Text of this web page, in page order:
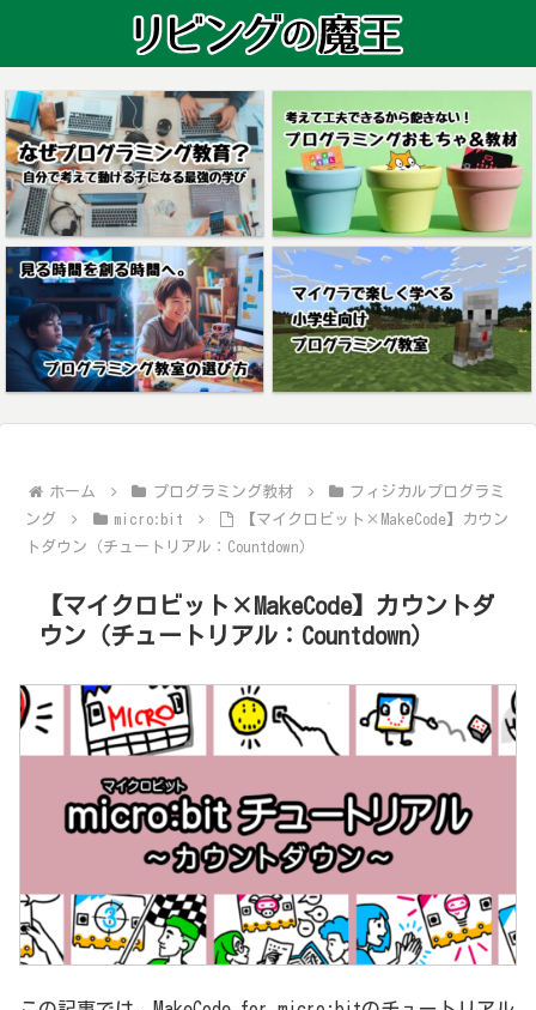
ホーム プログラミング教材
フィジカルプログラミ
ング
micro:bit
【マイクロビット×MakeCode】カウン
トダウン（チュートリアル：Countdown）
【マイクロビット×MakeCode】カウントダ
ウン（チュートリアル：Countdown）